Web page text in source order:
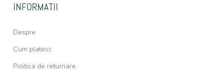
INFORMATII
Despre
Cum platesc
Politica de returnare